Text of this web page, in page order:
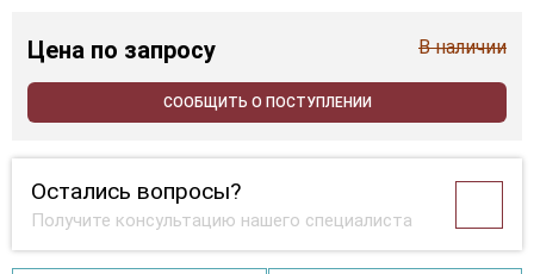
Цена по запросу В наличии
СООБЩИТЬ О ПОСТУПЛЕНИИ
Остались вопросы?
Получите консультацию нашего специалиста